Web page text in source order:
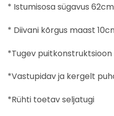
* Istumisosa sügavus 62cm
* Diivani kõrgus maast
*Tugev puitkonstruktsioon
*Vastupidav ja kergelt
*Rühti toetav seljatugi